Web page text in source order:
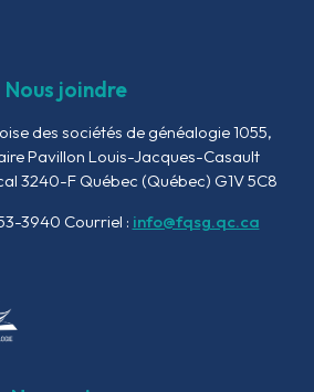
Nous joindre
des sociétés de généalogie1055,
Pavillon Louis-Jacques-Casault
3240-FQuébec (Québec) G1V 5C8
3940 Courriel : info@fqsg.qc.ca